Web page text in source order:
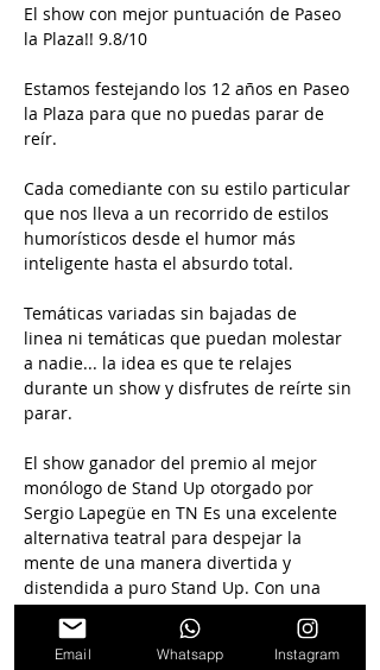
El show con mejor puntuación de Paseo
la Plaza!! 9.8/10
Estamos festejando los 12 años en Paseo
la Plaza para que no puedas parar de
reír.
Cada comediante con su estilo particular
que nos lleva a un recorrido de estilos
humorísticos desde el humor más
inteligente hasta el absurdo total.
Temáticas variadas sin bajadas de
linea ni temáticas que puedan molestar
a nadie... la idea es que te relajes
durante un show y disfrutes de reírte sin
parar.
El show ganador del premio al mejor
monólogo de Stand Up otorgado por
Sergio Lapegüe en TN Es una excelente
alternativa teatral para despejar la
mente de una manera divertida y
distendida a puro Stand Up. Con una
excelente crítica de todos aquellos que
vinieron a vernos.
Email Whatsapp Instagram